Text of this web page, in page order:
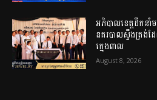
អភិបាលខេត្តដឹកនាំម
នគរបាលស្ទឹងត្រង់ដែ
ក្មេងពាល
August 8, 2026